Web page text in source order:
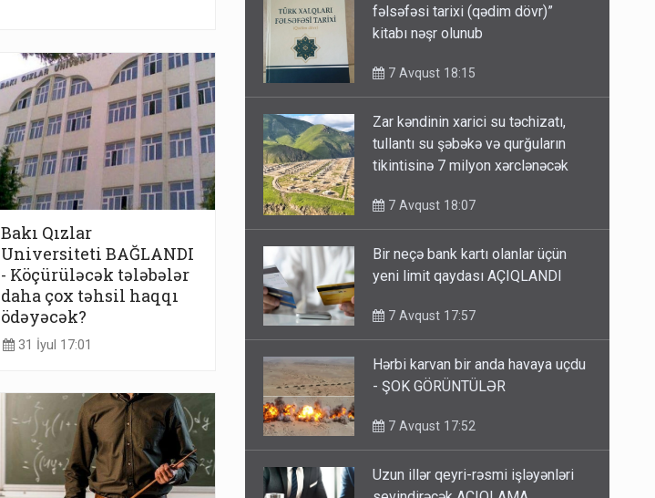
Bakı Qızlar
Universiteti BAĞLANDI
- Köçürüləcək tələbələr
daha çox təhsil haqqı
ödəyəcək?
31 İyul 17:01
fəlsəfəsi tarixi (qədim dövr)”
kitabı nəşr olunub
7 Avqust 18:15
Zar kəndinin xarici su təchizatı,
tullantı su şəbəkə və qurğuların
tikintisinə 7 milyon xərclənəcək
7 Avqust 18:07
Bir neçə bank kartı olanlar üçün
yeni limit qaydası AÇIQLANDI
7 Avqust 17:57
Hərbi karvan bir anda havaya uçdu
- ŞOK GÖRÜNTÜLƏR
7 Avqust 17:52
Uzun illər qeyri-rəsmi işləyənləri